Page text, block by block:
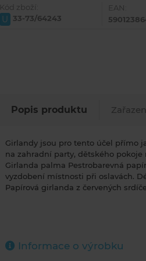
Kód zboží:
U 33-73/64243
EAN:
Popis produktu
Girlandy jsou pro tento účel přímo
na zahradní party, dětského
Girlanda palma Pestrobarevná
vyzdobení místnosti při oslavách.
Papírová girlanda z červených
Informace o výrobku